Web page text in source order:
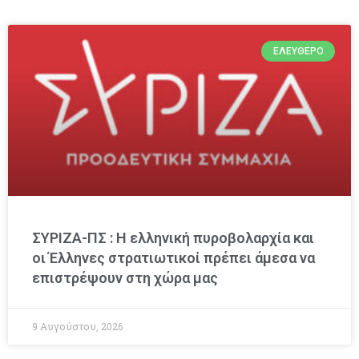
ΕΛΕΎΘΕΡΟ
ΣΥΡΙΖΑ-ΠΣ : Η ελληνική πυροβολαρχία και
οι Έλληνες στρατιωτικοί πρέπει άμεσα να
επιστρέψουν στη χώρα μας
9 Αυγούστου, 2026